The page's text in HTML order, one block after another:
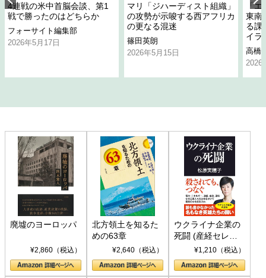
4連戦の米中首脳会談、第1
戦で勝ったのはどちらか
フォーサイト編集部
2026年5月17日
マリ「ジハーディスト組織」
の攻勢が示唆する西アフリカ
の更なる混迷
篠田英朗
2026年5月15日
「
東南
る課
イラ
高橋
2026
廃墟のヨーロッパ
¥2,860（税込）
北方領土を知るた
めの63章
¥2,640（税込）
ウクライナ企業の
死闘 (産経セレク
ト S 039)¥1,210（税込）